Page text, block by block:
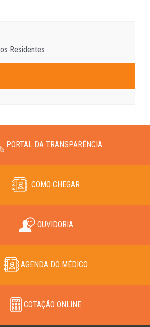
Residentes
PORTAL DA TRANSPARÊNCIA
COMO CHEGAR
OUVIDORIA
AGENDA DO MÉDICO
COTAÇÃO ONLINE